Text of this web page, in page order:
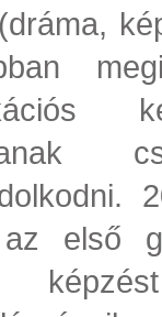
első